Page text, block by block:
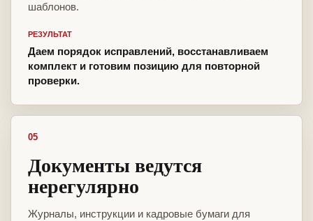
шаблонов.
РЕЗУЛЬТАТ
Даем порядок исправлений, восстанавливаем
комплект и готовим позицию для повторной
проверки.
05
Документы ведутся
нерегулярно
Журналы, инструкции и кадровые бумаги для